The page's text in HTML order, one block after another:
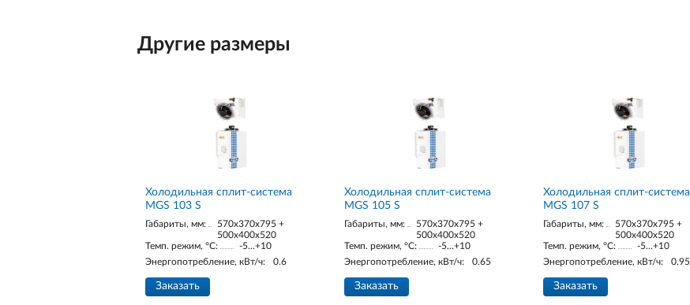
Другие размеры
Холодильная сплит-система
MGS 103 S
Габариты, мм:
570x370x795 +
500x400x520
Темп. режим, °С:
-5...+10
Энергопотребление, кВт/ч:
0.6
Заказать
Холодильная сплит-система
MGS 105 S
Габариты, мм:
570x370x795 +
500x400x520
Темп. режим, °С:
-5...+10
Энергопотребление, кВт/ч:
0.65
Заказать
Холодильная сплит-система
MGS 107 S
Габариты, мм:
570x370x795 +
500x400x520
Темп. режим, °С:
-5...+10
Энергопотребление, кВт/ч:
0.95
Заказать